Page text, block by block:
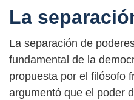
La
La separación de
fundamental de la
propuesta por el filósofo
argumentó que el poder